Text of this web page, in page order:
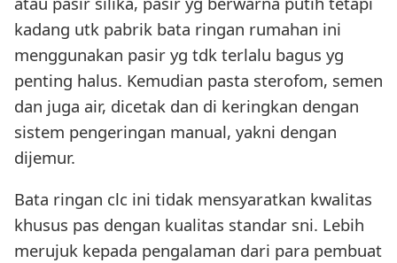
kadang utk pabrik bata ringan rumahan ini
menggunakan pasir yg tdk terlalu bagus yg
penting halus. Kemudian pasta sterofom, semen
dan juga air, dicetak dan di keringkan dengan
sistem pengeringan manual, yakni dengan
dijemur.
Bata ringan clc ini tidak mensyaratkan kwalitas
khusus pas dengan kualitas standar sni. Lebih
merujuk kepada pengalaman dari para pembuat